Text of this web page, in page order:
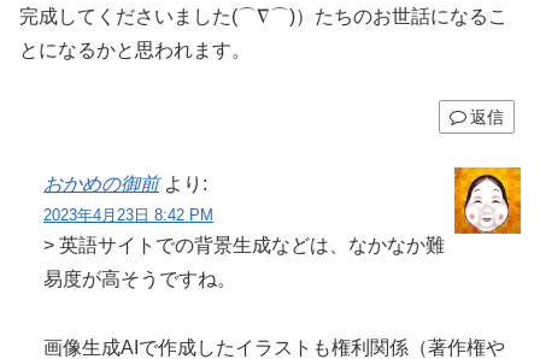
完成してくださいました(⌒∇⌒)）たちのお世話になるこ
とになるかと思われます。
返信
おかめの御前 より:
2023年4月23日 8:42 PM
> 英語サイトでの背景生成などは、なかなか難
易度が高そうですね。
画像生成AIで作成したイラストも権利関係（著作権や